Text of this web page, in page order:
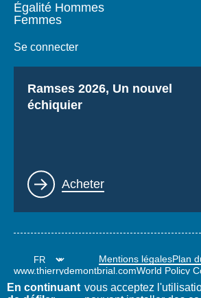
Égalité Hommes
Femmes
Se connecter
Titre
Ramses 2026, Un nouvel
échiquier
Lien
Acheter
Mentions légalesPlan
www.thierrydemontbrial.comWorld Policy
En continuant vous acceptez